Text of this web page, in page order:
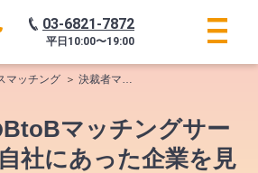
03-6821-7872
平日 10:00〜19:00
マッチング 決裁者マッチング
マッチングサー
社にあった企業を見